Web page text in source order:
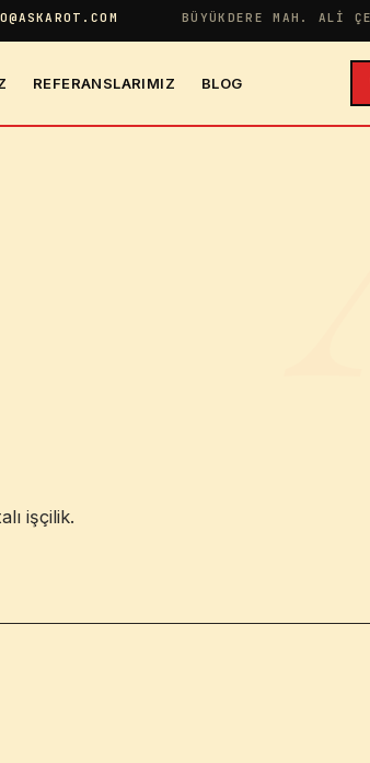
REFERANSLARIMIZ BLOG
işçilik.